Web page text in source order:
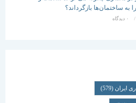
بازگرداند؟
(579)